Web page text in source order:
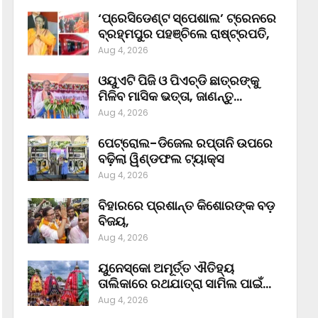
‘ପ୍ରେସିଡେଣ୍ଟ ସ୍ପେଶାଲ’ ଟ୍ରେନରେ
ବ୍ରହ୍ମପୁର ପହଞ୍ଚିଲେ ରାଷ୍ଟ୍ରପତି,
Aug 4, 2026
ଓୟୁଏଟି ପିଜି ଓ ପିଏଚ୍‌ଡି ଛାତ୍ରଙ୍କୁ
ମିଳିବ ମାସିକ ଭତ୍ତା, ଜାଣନ୍ତୁ…
Aug 4, 2026
ପେଟ୍ରୋଲ-ଡିଜେଲ ରପ୍ତାନି ଉପରେ
ବଢ଼ିଲା ୱିଣ୍ଡଫଲ ଟ୍ୟାକ୍ସ
Aug 4, 2026
ବିହାରରେ ପ୍ରଶାନ୍ତ କିଶୋରଙ୍କ ବଡ଼
ବିଜୟ,
Aug 4, 2026
ୟୁନେସ୍କୋ ଅମୂର୍ତ୍ତ ଐତିହ୍ୟ
ତାଲିକାରେ ରଥଯାତ୍ରା ସାମିଲ ପାଇଁ…
Aug 4, 2026